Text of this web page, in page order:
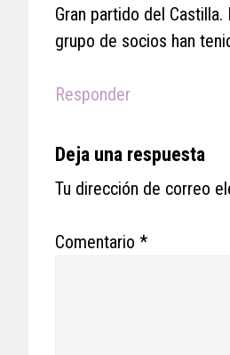
Gran partido del
grupo de socios han
Responder
Deja una respuesta
Tu dirección de correo
Comentario *